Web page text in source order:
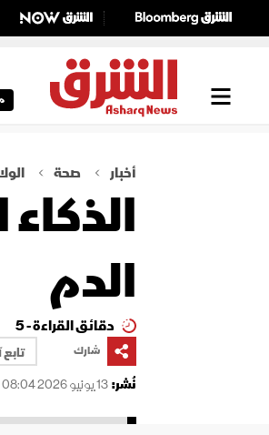
أخبار صحة
الدم
دقائق القراءة - 5
شارك
نُشر:13 يونيو 2026 08:04